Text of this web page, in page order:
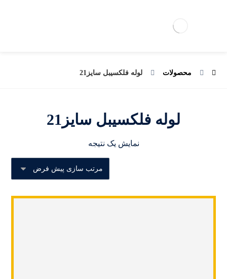
محصولات لوله فلکسیبل سایز21
لوله فلکسیبل سایز21
نمایش یک نتیجه